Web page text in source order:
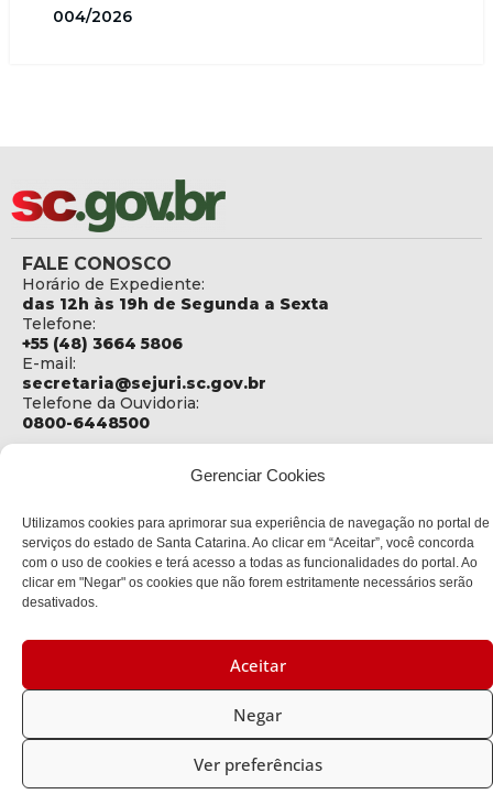
Gerenciar Cookies
Utilizamos cookies para aprimorar sua experiência de navegação no portal de
serviços do estado de Santa Catarina. Ao clicar em “Aceitar”, você concorda
com o uso de cookies e terá acesso a todas as funcionalidades do portal. Ao
clicar em "Negar" os cookies que não forem estritamente necessários serão
desativados.
Aceitar
Negar
Ver preferências
004/2026
FALE CONOSCO
Horário de Expediente:
das 12h às 19h de Segunda a Sexta
Telefone:
+55 (48) 3664 5806
E-mail:
secretaria@sejuri.sc.gov.br
Telefone da Ouvidoria:
0800-6448500
SEJURI - Secretaria de Estado de Justiça e Reintegração
Rua Fúlvio Aducci, 1214 - Loja 06
Bairro:
Estreito - Florianópolis - SC
CEP:
Santa Catarina |Desenvolvedor: CIASC